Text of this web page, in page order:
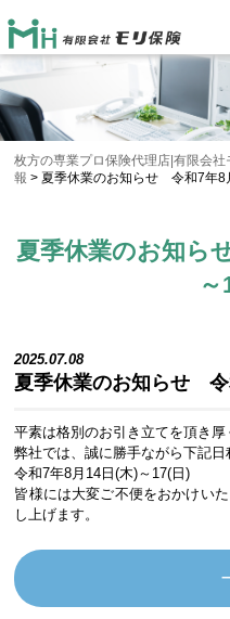
枚方の専業プロ保険代理店|有限会社
報 > 夏季休業のお知らせ 令和7年8
夏季休業のお知ら
2025.07.08
夏季休業のお知らせ 令
平素は格別のお引き立てを頂き厚
弊社では、誠に勝手ながら下記日
令和7年8月14日(木)～17(日)
皆様には大変ご不便をおかけい
し上げます。